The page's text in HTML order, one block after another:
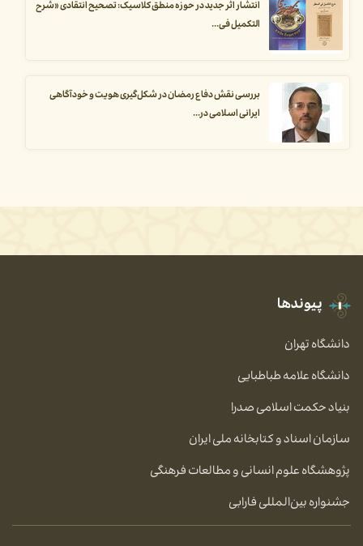
انتشار اثر جدید در حوزه منطق کلاسیک: تصحیح انتقادی «شرح
التکمیل فی...
بررسی نقش دفاع رمضان در شکل‌گیری هویت و خودآگاهی
ایرانی اسلامی در...
پیوندها
دانشگاه تهران
دانشگاه علامه طباطبایی
بنیاد حکمت اسلامی صدرا
سازمان اسناد و کتابخانه ملی ایران
پژوهشگاه علوم انسانی و مطالعات فرهنگی
جشنواره بین‌المللی فارابی